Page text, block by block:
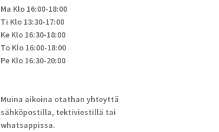
Ma Klo 16:00-18:00
Ti Klo 13:30-17:00
Ke Klo 16:30-18:00
To Klo 16:00-18:00
Pe Klo 16:30-20:00
Muina aikoina otathan yhteyttä
sähköpostilla, tektiviestillä tai
whatsappissa.